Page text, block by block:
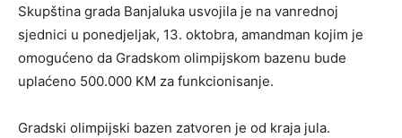
Skupština grada Banjaluka usvojila je na vanrednoj
sjednici u poned‌jeljak, 13. oktobra, amandman kojim je
omogućeno da Gradskom olimpijskom bazenu bude
uplaćeno 500.000 KM za funkcionisanje.
Gradski olimpijski bazen zatvoren je od kraja jula.